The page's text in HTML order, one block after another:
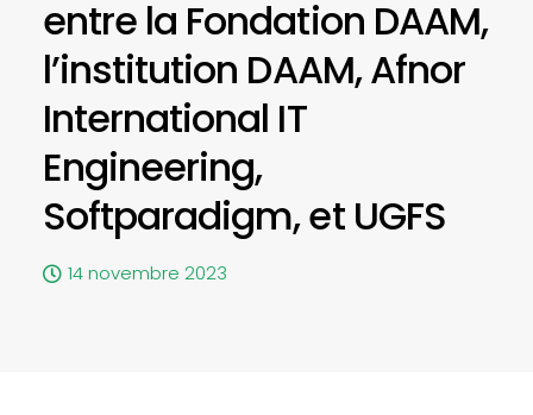
entre la Fondation DAAM,
l’institution DAAM, Afnor
International IT
Engineering,
Softparadigm, et UGFS
14 novembre 2023